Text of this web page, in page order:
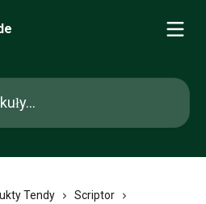
Tendy
Scriptor